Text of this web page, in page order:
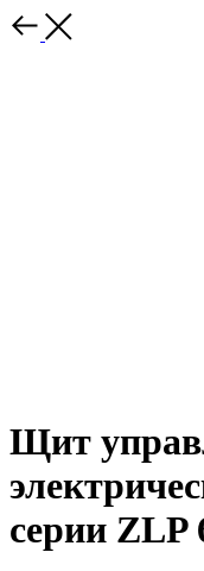
Щит
серии ZLP